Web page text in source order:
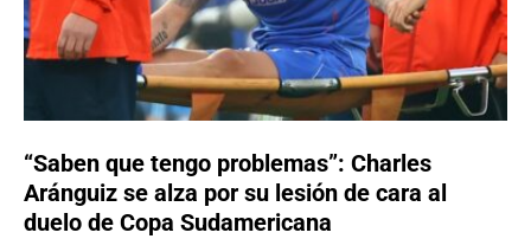
“Saben que tengo problemas”: Charles
Aránguiz se alza por su lesión de cara al
duelo de Copa Sudamericana